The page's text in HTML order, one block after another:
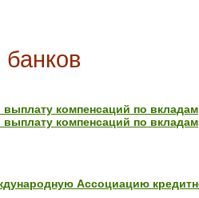
компенсаций по
компенсаций по
Ассоциацию